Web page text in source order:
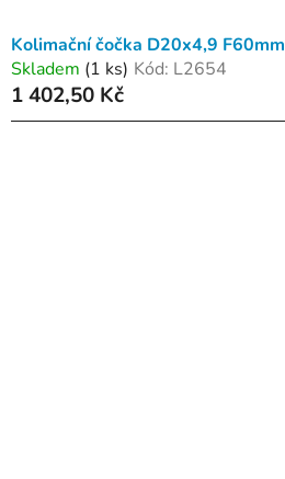
ů
Kolimační čočka D20x4,9 F60mm
Skladem (1 ks) Kód: L2654
1 402,50 Kč